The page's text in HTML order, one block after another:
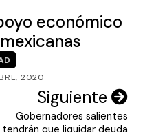
económico
2020
Siguiente
Gobernadores salientes